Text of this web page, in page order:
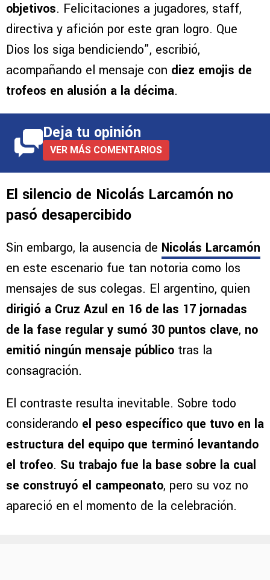
objetivos. Felicitaciones a jugadores, staff,
directiva y afición por este gran logro. Que
Dios los siga bendiciendo”, escribió,
acompañando el mensaje con diez emojis de
trofeos en alusión a la décima.
Deja tu opinión
VER MÁS COMENTARIOS
El silencio de Nicolás Larcamón no
pasó desapercibido
Sin embargo, la ausencia de Nicolás Larcamón
en este escenario fue tan notoria como los
mensajes de sus colegas. El argentino, quien
dirigió a Cruz Azul en 16 de las 17 jornadas
de la fase regular y sumó 30 puntos clave, no
emitió ningún mensaje público tras la
consagración.
El contraste resulta inevitable. Sobre todo
considerando el peso específico que tuvo en la
estructura del equipo que terminó levantando
el trofeo. Su trabajo fue la base sobre la cual
se construyó el campeonato, pero su voz no
apareció en el momento de la celebración.